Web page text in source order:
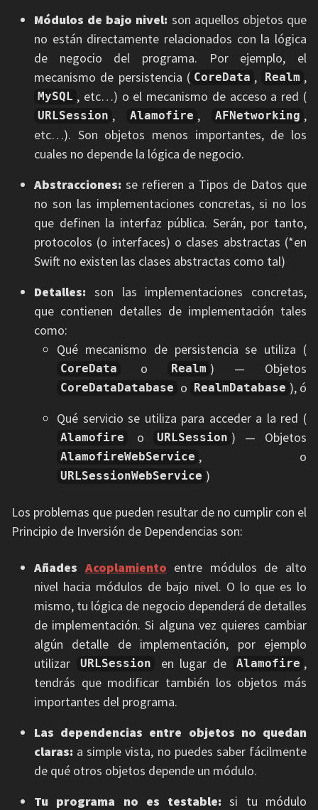
Módulos de bajo nivel: son aquellos objetos que
no están directamente relacionados con la lógica
de negocio del programa. Por ejemplo, el
mecanismo de persistencia ( CoreData , Realm ,
MySQL , etc…) o el mecanismo de acceso a red (
URLSession , Alamofire , AFNetworking ,
etc…). Son objetos menos importantes, de los
cuales no depende la lógica de negocio.
Abstracciones: se refieren a Tipos de Datos que
no son las implementaciones concretas, si no los
que definen la interfaz pública. Serán, por tanto,
protocolos (o interfaces) o clases abstractas (*en
Swift no existen las clases abstractas como tal)
Detalles: son las implementaciones concretas,
que contienen detalles de implementación tales
como:
Qué mecanismo de persistencia se utiliza (
CoreData o Realm ) — Objetos
CoreDataDatabase o RealmDatabase ), ó
Qué servicio se utiliza para acceder a la red (
Alamofire o URLSession ) — Objetos
AlamofireWebService , o
URLSessionWebService )
Los problemas que pueden resultar de no cumplir con el
Principio de Inversión de Dependencias son:
Añades Acoplamiento entre módulos de alto
nivel hacia módulos de bajo nivel. O lo que es lo
mismo, tu lógica de negocio dependerá de detalles
de implementación. Si alguna vez quieres cambiar
algún detalle de implementación, por ejemplo
utilizar
URLSession en lugar de Alamofire ,
tendrás que modificar también los objetos más
importantes del programa.
Las dependencias entre objetos no quedan
claras: a simple vista, no puedes saber fácilmente
de qué otros objetos depende un módulo.
Tu programa no es testable: si tu módulo